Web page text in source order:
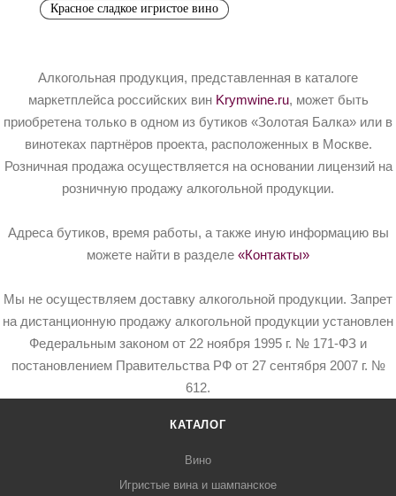
Красное сладкое игристое вино
Алкогольная продукция, представленная в каталоге
маркетплейса российских вин Krymwine.ru, может быть
приобретена только в одном из бутиков «Золотая Балка» или в
винотеках партнёров проекта, расположенных в Москве.
Розничная продажа осуществляется на основании лицензий на
розничную продажу алкогольной продукции.
Адреса бутиков, время работы, а также иную информацию вы
можете найти в разделе «Контакты»
Мы не осуществляем доставку алкогольной продукции. Запрет
на дистанционную продажу алкогольной продукции установлен
Федеральным законом от 22 ноября 1995 г. № 171-ФЗ и
постановлением Правительства РФ от 27 сентября 2007 г. №
612.
КАТАЛОГ
Вино
Игристые вина и шампанское